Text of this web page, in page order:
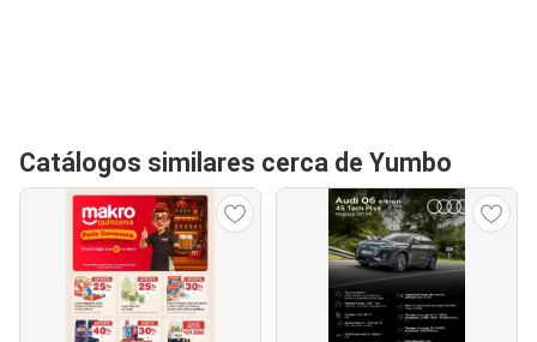
Catálogos similares cerca de Yumbo